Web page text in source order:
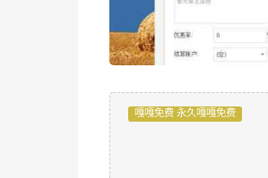
嘎嘎免费 永久嘎嘎免费